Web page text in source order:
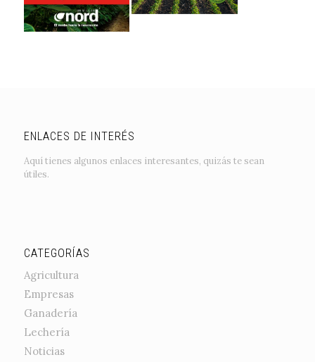
ENLACES DE INTERÉS
Aquí tienes algunos enlaces interesantes, quizás te sean
útiles.
CATEGORÍAS
Agricultura
Empresas
Ganadería
Lechería
Noticias